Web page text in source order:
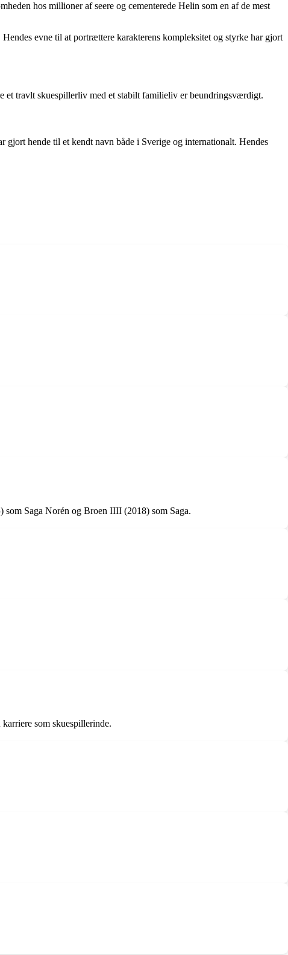
hos millioner af seere og cementerede Helin som en af ​​de mest
evne til at portrættere karakterens kompleksitet og styrke har gjort
et travlt skuespillerliv med et stabilt familieliv er beundringsværdigt.
hende til et kendt navn både i Sverige og internationalt. Hendes
Saga Norén og Broen IIII (2018) som Saga.
som skuespillerinde.